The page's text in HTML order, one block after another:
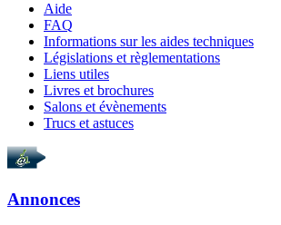
Aide
FAQ
Informations sur les aides techniques
Législations et règlementations
Liens utiles
Livres et brochures
Salons et évènements
Trucs et astuces
Annonces